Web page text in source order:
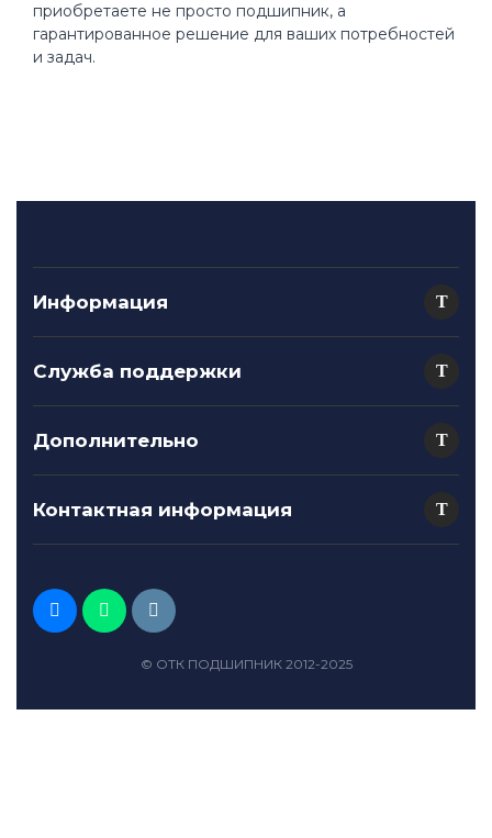
приобретаете не просто подшипник, а
гарантированное решение для ваших потребностей
и задач.
Информация
Служба поддержки
Дополнительно
Контактная информация
© ОТК ПОДШИПНИК 2012-2025